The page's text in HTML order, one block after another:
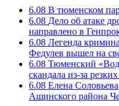
6.08 В тюменском
6.08 Дело об атаке
направлено в
6.08 Легенда
Федулев вышел на
6.08 Тюменский
скандала из-за
6.08 Елена
Ашинского района